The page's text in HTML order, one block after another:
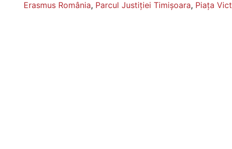
Erasmus România, Parcul Justiției Timișoara, Piața